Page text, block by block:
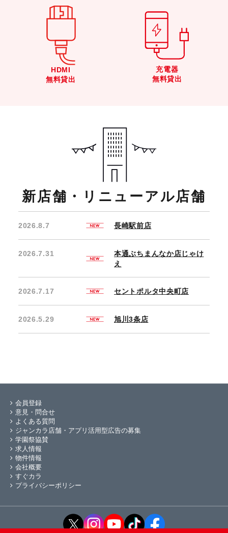
HDMI
無料貸出
充電器
無料貸出
新店舗・リニューアル店舗
2026.8.7 長崎駅前店
2026.7.31
本通ぶちまんなか店じゃけ
え
2026.7.17 セントポルタ中央町店
2026.5.29 旭川3条店
会員登録
意見・問合せ
よくある質問
ジャンカラ店舗・アプリ活用型広告の募集
学園祭協賛
求人情報
物件情報
会社概要
すぐカラ
プライバシーポリシー